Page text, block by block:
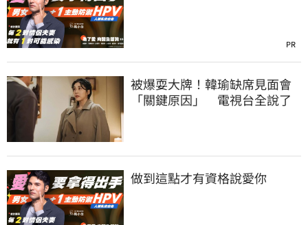
PR
被爆耍大牌！韓瑜缺席見面會
「關鍵原因」 電視台全說了
做到這點才有資格說愛你